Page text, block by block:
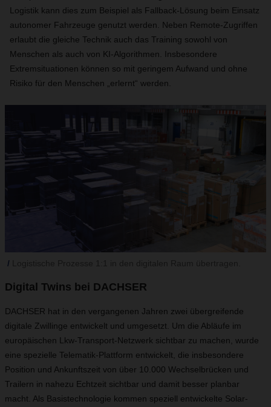
Logistik kann dies zum Beispiel als Fallback-Lösung beim Einsatz
autonomer Fahrzeuge genutzt werden. Neben Remote-Zugriffen
erlaubt die gleiche Technik auch das Training sowohl von
Menschen als auch von KI-Algorithmen. Insbesondere
Extremsituationen können so mit geringem Aufwand und ohne
Risiko für den Menschen „erlernt“ werden.
Digital Twins bei DACHSER
DACHSER hat in den vergangenen Jahren zwei übergreifende
digitale Zwillinge entwickelt und umgesetzt. Um die Abläufe im
europäischen Lkw-Transport-Netzwerk sichtbar zu machen, wurde
eine spezielle Telematik-Plattform entwickelt, die insbesondere
Position und Ankunftszeit von über 10.000 Wechselbrücken und
Trailern in nahezu Echtzeit sichtbar und damit besser planbar
macht. Als Basistechnologie kommen speziell entwickelte Solar-